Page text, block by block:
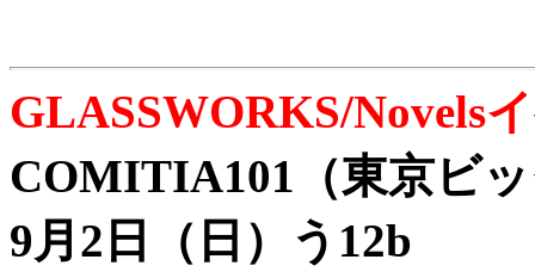
GLASSWORKS/Novels
COMITIA101（東京ビ
9月2日（日）う12b